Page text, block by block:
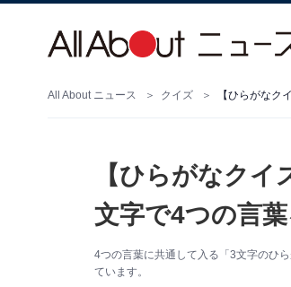
All About ニュース クイズ 【ひらがなク
【ひらがなク
文字で4つの言
4つの言葉に共通して入る「3文字のひ
ています。